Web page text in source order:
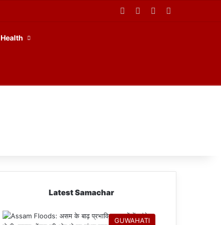
Facebook YouTube
Health
Latest Samachar
GUWAHATI